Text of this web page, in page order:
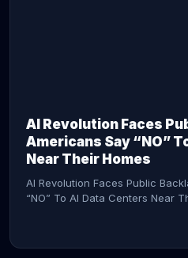
AI Revolution Faces
Americans Say “NO”
Near Their Homes
AI Revolution Faces Public
“NO” To AI Data Centers Near